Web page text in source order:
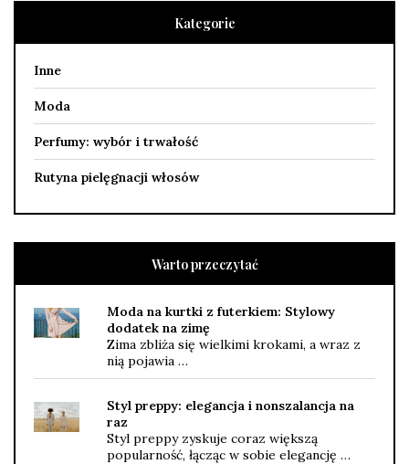
Kategorie
Inne
Moda
Perfumy: wybór i trwałość
Rutyna pielęgnacji włosów
Warto przeczytać
Moda na kurtki z futerkiem: Stylowy
dodatek na zimę
Zima zbliża się wielkimi krokami, a wraz z
nią pojawia …
Styl preppy: elegancja i nonszalancja na
raz
Styl preppy zyskuje coraz większą
popularność, łącząc w sobie elegancję …